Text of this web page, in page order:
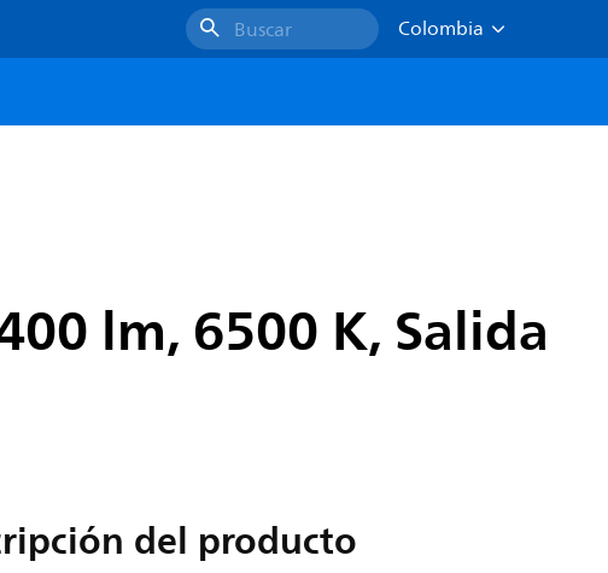
Buscar
Colombia
lm, 6500 K, Salida
del producto